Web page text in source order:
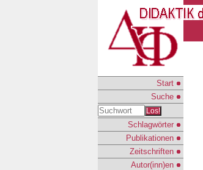
Start
Suche
Los!
Schlagwörter
Publikationen
Zeitschriften
Autor(inn)en